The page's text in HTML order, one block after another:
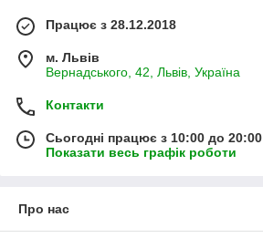
Працює з 28.12.2018
м. Львів
Вернадського, 42, Львів, Україна
Контакти
Сьогодні працює з 10:00 до 20:00
Показати весь графік роботи
Про нас